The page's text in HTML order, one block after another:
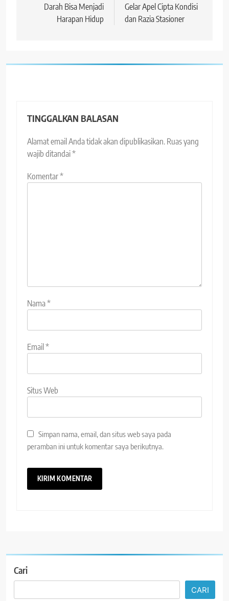
Darah Bisa Menjadi
Harapan Hidup
Gelar Apel Cipta Kondisi
dan Razia Stasioner
TINGGALKAN BALASAN
Alamat email Anda tidak akan dipublikasikan. Ruas yang
wajib ditandai*
Komentar*
Nama*
Email*
Situs Web
Simpan nama, email, dan situs web saya pada
peramban ini untuk komentar saya berikutnya.
Cari
CARI